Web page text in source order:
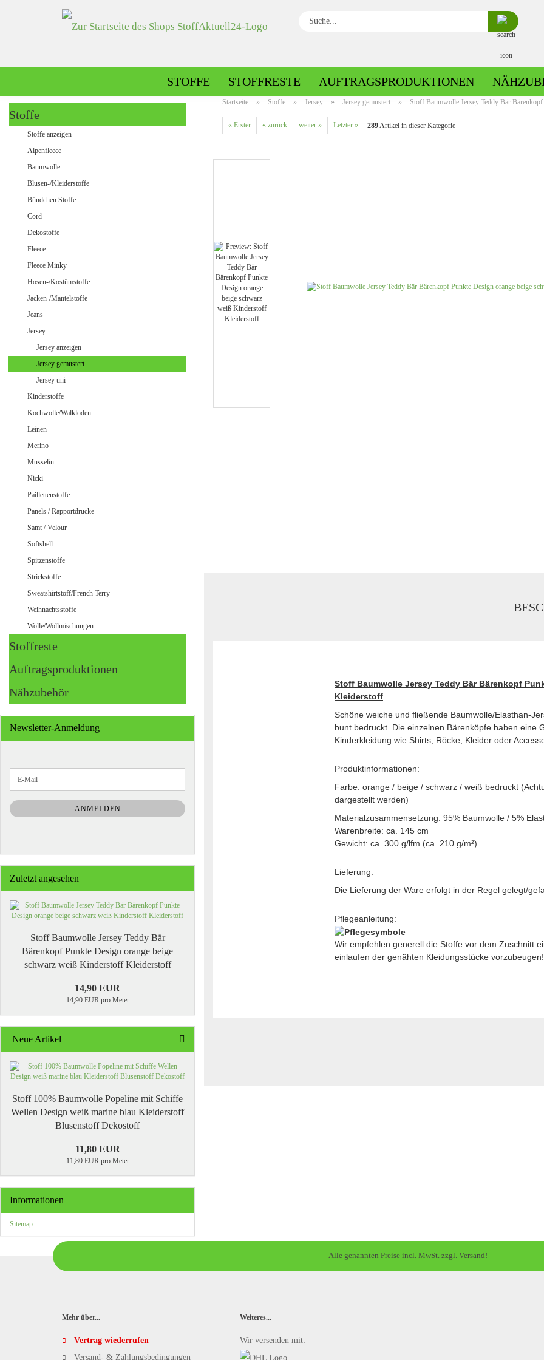
Suche...
STOFFE
Baumwolle gemustert
Merino Jacquard
STOFFRESTE AUFTRAGSPRODUKTIONEN
Startseite » Stoffe » Jersey » Jersey gemustert » Stoff Baumwolle Jersey Teddy Bär
« Erster « zurück weiter » Letzter » 289Artikel in dieser Kategorie
Stoff Baumwolle Jersey Teddy Bär Bärenkopf
Kleiderstoff
Schöne weiche und fließende Baumwolle/Elasthan-
bunt bedruckt. Die einzelnen Bärenköpfe haben eine
Kinderkleidung wie Shirts, Röcke, Kleider oder
Produktinformationen:
Farbe: orange / beige / schwarz / weiß bedruckt
dargestellt werden)
Materialzusammensetzung: 95% Baumwolle / 5%
Warenbreite: ca. 145 cm
Gewicht: ca. 300 g/lfm (ca. 210 g/m²)
Lieferung:
Die Lieferung der Ware erfolgt in der Regel gelegt/
Pflegeanleitung:
Wir empfehlen generell die Stoffe vor dem Zuschnitt
einlaufen der genähten Kleidungsstücke vorzubeugen!
Stoffe
Stoffe anzeigen
Alpenfleece
Baumwolle
Blusen-/Kleiderstoffe
Bündchen Stoffe
Cord
Dekostoffe
Fleece
Fleece Minky
Hosen-/Kostümstoffe
Jacken-/Mantelstoffe
Jeans
Jersey
Jersey anzeigen
Jersey gemustert
Jersey uni
Kinderstoffe
Kochwolle/Walkloden
Leinen
Merino
Musselin
Nicki
Paillettenstoffe
Panels / Rapportdrucke
Samt / Velour
Softshell
Spitzenstoffe
Strickstoffe
Sweatshirtstoff/French Terry
Weihnachtsstoffe
Wolle/Wollmischungen
Stoffreste
Auftragsproduktionen
Nähzubehör
Newsletter-Anmeldung
ZUR
NEWSLETTER-
ANMELDUNG
E-
Mail
ANMELDEN
Zuletzt angesehen
Stoff Baumwolle Jersey Teddy Bär
Bärenkopf Punkte Design orange beige
schwarz weiß Kinderstoff Kleiderstoff
14,90 EUR
14,90 EUR pro Meter
Neue Artikel
Stoff 100% Baumwolle Popeline mit Schiffe
Wellen Design weiß marine blau Kleiderstoff
Blusenstoff Dekostoff
11,80 EUR
11,80 EUR pro Meter
Informationen
Sitemap
Alle genannten Preise incl. MwSt. zzgl. Versand!
Mehr über...
Vertrag wiederrufen
Versand- & Zahlungsbedingungen
Weiteres...
Wir versenden mit: